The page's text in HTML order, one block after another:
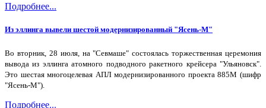
Подробнее...
Из эллинга вывели шестой модернизированный "Ясень-М"
Во вторник, 28 июля, на "Севмаше" состоялась торжественная церемония
вывода из эллинга атомного подводного ракетного крейсера "Ульяновск".
Это шестая многоцелевая АПЛ модернизированного проекта 885М (шифр
"Ясень-М").
Подробнее...